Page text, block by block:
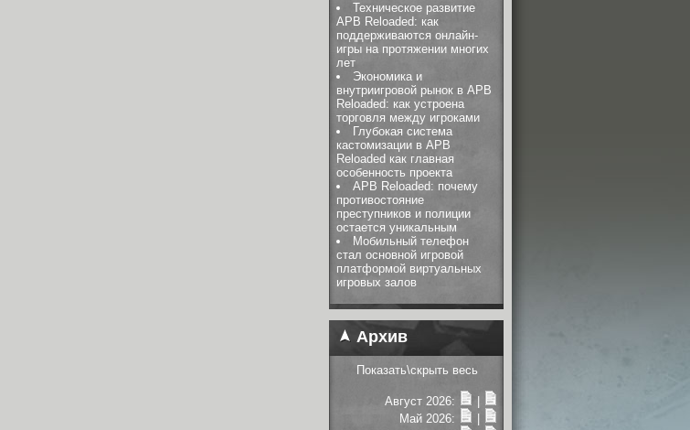
Техническое развитие
APB Reloaded: как
поддерживаются онлайн-
игры на протяжении многих
лет
Экономика и
внутриигровой рынок в APB
Reloaded: как устроена
торговля между игроками
Глубокая система
кастомизации в APB
Reloaded как главная
особенность проекта
APB Reloaded: почему
противостояние
преступников и полиции
остается уникальным
Мобильный телефон
стал основной игровой
платформой виртуальных
игровых залов
Архив
Показать\скрыть весь
Август 2026:
Май 2026: